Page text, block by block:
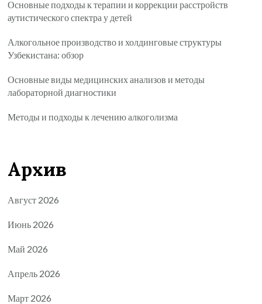
Основные подходы к терапии и коррекции расстройств
аутистического спектра у детей
Алкогольное производство и холдинговые структуры
Узбекистана: обзор
Основные виды медицинских анализов и методы
лабораторной диагностики
Методы и подходы к лечению алкоголизма
Архив
Август 2026
Июнь 2026
Май 2026
Апрель 2026
Март 2026